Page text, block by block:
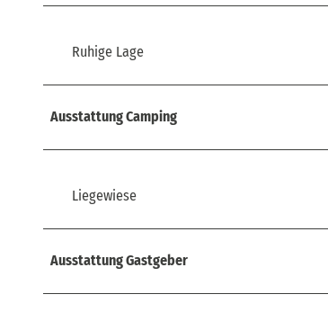
Ruhige Lage
Ausstattung Camping
Liegewiese
Ausstattung Gastgeber